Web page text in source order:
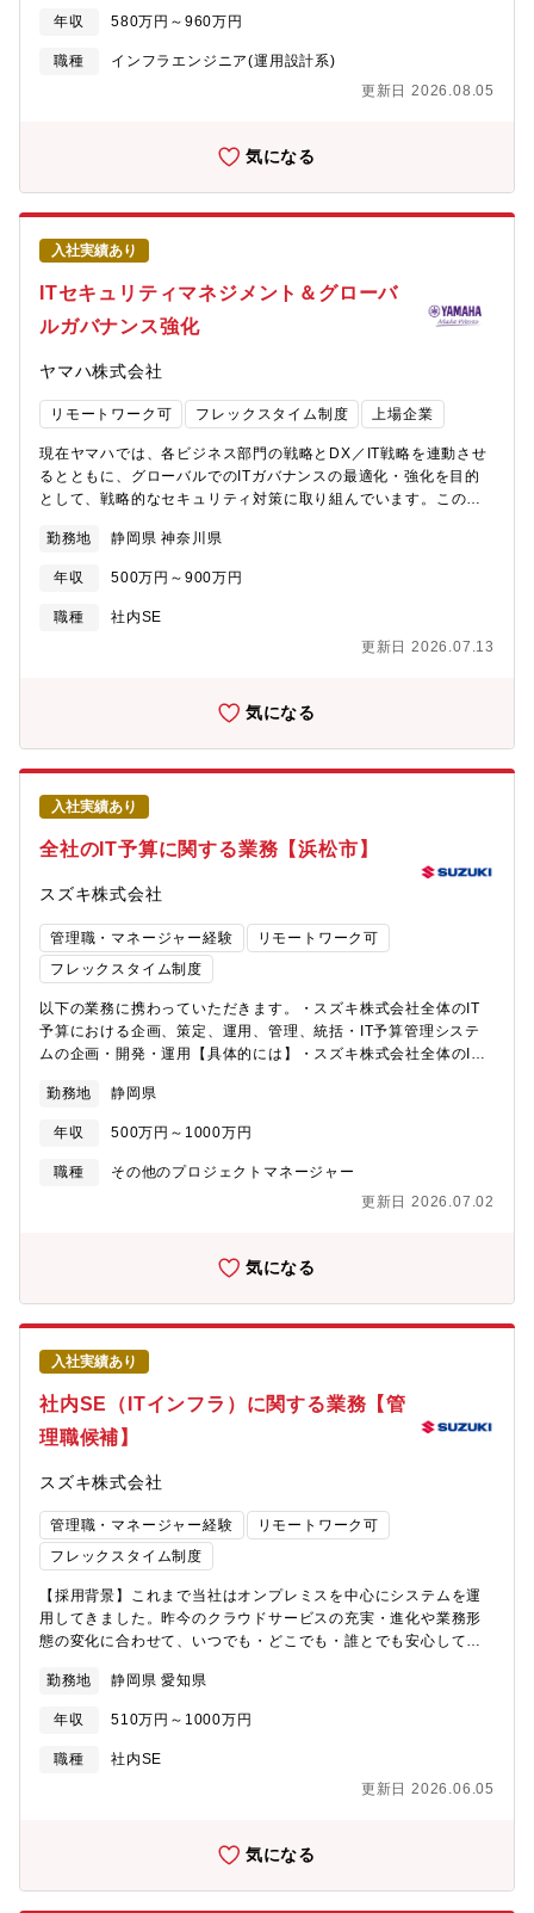
大変革時代、トヨタバッテリーの競争力を強化する為にはDXを推
進し全社の業務変革を実現出来る人財が必要不可欠です。これま
での３年間は各職場の業務プロセス整流化、デジタル化、デジタ
の高い全社横断のクロスファンクションテーマに取り組みたく、
力】 ・自らのアイデアや提案が業務改善や新しい仕組みとして実
現される・多様な部署・人材と交流し、広い視野・高い視点を養
える・成長を実感できる環境と、直接感謝やフィードバックを受
けられる職場【キャリアプラン】 ・社内／外部講習やジョブロー
テーションによる幅広い業務理解・OJTやプロジェクト経験を積
み、将来的にはプロジェクトリーダー等へのステップアップ・DX
推進の中心メンバーとして活躍し、キャリアの幅を広げられる
【職場のイメージ】会社を良くしたいという強い想いを持ったメ
ンバーが集まっています。出身部署は製造／保全／品質／技術／
採用／派遣など多岐に渡り、多様な経験や発想を持ったメンバー
が在籍しています。女性社員比率は30％以上、20～30代のメンバ
ーが主体の職場です【職場のミッション】全社DXを企画構想・リ
ミュニケーション・職場風土改善を軸に①DX推進、②啓蒙、③人
財育成【求める人物像】DX企画推進室では以下の価値観をとても
大切にしています。共感頂ける方と一緒に働きたいです・人への
接し方：相手の立場に立って考える、相手の求めるものを提供す
謝・賞賛を言葉にする、自由な発想と対話・傾聴・議論・フィー
賞賛)、変化を楽しむ、最初から100点を目指さない、やりながら
年収 580万円～960万円
職種
インフラエンジニア(運用設計系)
更新日 2026.08.05
気になる
入社実績あり
ITセキュリティマネジメント＆グローバ
ルガバナンス強化
ヤマハ株式会社
リモートワーク可 フレックスタイム制度 上場企業
現在ヤマハでは、各ビジネス部門の戦略とDX／IT戦略を連動させ
るとともに、グローバルでのITガバナンスの最適化・強化を目的
として、戦略的なセキュリティ対策に取り組んでいます。この戦
ング、階層別のセキュリティ教育、インシデントの迅速な把握と
速やかで円滑な対応など、多岐にわたる取り組みとして企画・推
進する必要があります。本ポジションは、これらの施策の推進メ
ンバーとして、戦略に基づく各種施策の企画・実行に主体的に関
化に貢献いただく役割です。このような背景から、当該施策の高
に取り入れるべく、実務推進力を備え、即戦力として活躍できる
人材を社外よりキャリア採用することとしました。【業務内容】
サイバーセキュリティリスクを戦略的に低減するため、セキュリ
ティマネジメント領域において、以下の業務にメンバーとして携
わって頂くことを想定しています。・グローバルセキュリティマ
ネジメントの推進 -国内外のグループ会社を対象としたセキュリ
ティマネジメントに関する各種施策について、関係部門と連携し
ながら、グローバル横断での整合性を意識した推進。・グループ
全体のIT規程遵守状況のモニタリングおよびリスク対応 -情報シ
ステム部が定めるグループIT規程を基準として、グループ各社の
遵守状況の確認・分析を行い、潜在的なセキュリティリスクの特
定および評価の実施。あわせて、リスク低減に向けた改善施策の
検討・実行支援およびフォローの実施。・グローバルでのセキュ
リティ教育の企画・実施 -従業員のITセキュリティリテラシー向
上を目的に、階層や役割に応じた教育プログラムの企画・設計か
らグローバルでの展開および定着化の実施。【役割】・チームの
業務に関する全体観を養いつつ、幅の広い専門性を獲得し、自ら
の強みを活かしてチームワークに貢献する
勤務地 静岡県 神奈川県
年収 500万円～900万円
職種
社内SE
更新日 2026.07.13
気になる
入社実績あり
全社のIT予算に関する業務【浜松市】
スズキ株式会社
管理職・マネージャー経験
リモートワーク可
フレックスタイム制度
以下の業務に携わっていただきます。・スズキ株式会社全体のIT
予算における企画、策定、運用、管理、統括・IT予算管理システ
ムの企画・開発・運用【具体的には】・スズキ株式会社全体のIT
期方針策定 〇 翌年度ＩＴ予算の企画、業務部門への説明及び申
請取りまとめ、全社ＩＴ予算策定 〇 ＩＴ予算の予実管理、定期
報告 〇 ＩＴ予算に関する業務改善 〇 グローバル（スズキグル
ープ）でのＩＴ予算管理、方針策定・IT予算管理システムの企
管理＜＜採用背景 ＞＞ＩＴ予算について、従来のスズキ株式会社
策定、ガバナンス強化が必要になってきました。ＩＴ予算関連業
務を強化するに当たり、ＩＴスキルを有し、上記の業務を実施で
きる人材を募集いたします。 ＜＜部門のミッション、PR＞＞・適
切なIT投資を実現する事で企業活動を維持、発展させます。・会
社経営の要となるIT投資に関わることで、IT技術者としてだけでな
く、 財務や経営の視点を持つスタッフとして成長できます。＜
＜ 入社後の教育体制 ＞＞OJTで業務の立ち上がりをサポートしま
す。各自のご経験や状況に応じて、社内外の研修に受講いただく
ことも可能です。社内には以下のような研修・教育がありま
研鑽プログラム：英会話やプログラミング、その他業務で必要な
知識、 ビジネススキルなど受講できるも
のなど多数あります。＜＜キャリアプラン ＞＞・役
職 ：主任や係長、将来的に管理職へとキ
ャリアアップすることができます。・身に着けられる知識・技
術 ：予算全般の運用・管理・統制手法、しくみ・環
境 ： 基本は浜松駅北オフィス勤務です＜
＜スズキならではの仕事のやりがい ＞＞社内外の様々なシステム
ションを通じ、将来に生きる人脈形成が行えます。＜＜ 求める人
物像 ＞＞・自ら提案し実行できる方を希望します。・困難なこと
者歓迎します（基本/応用情報技術者試験、Microsoft認定資格他）
■プロジェクトリーダー、プロジェクトマネジメント経験がある方
勤務地 静岡県
年収 500万円～1000万円
職種
その他のプロジェクトマネージャー
更新日 2026.07.02
気になる
入社実績あり
社内SE（ITインフラ）に関する業務【管
理職候補】
スズキ株式会社
管理職・マネージャー経験
リモートワーク可
フレックスタイム制度
【採用背景】これまで当社はオンプレミスを中心にシステムを運
用してきました。昨今のクラウドサービスの充実・進化や業務形
態の変化に合わせて、いつでも・どこでも・誰とでも安心して働
の成長戦略に合わせ、日本だけでなくインド、欧州等グローバル
なＩＴ環境のデジタルトランスフォーメーションに取り組んでい
ます。これらの活動をさらに促進するべく、基盤となる次世代Ｉ
Ｔインフラの設計・構築・実施、サイバー攻撃等の様々なインシ
いただける方を求めています。将来的には、当社がもっとも大事
【業務の概要】主に自社・グループ会社内におけるプロジェクト
マネジメントをお任せします。国内完成車メーカーでは珍しく、
当社にはIT子会社がありません。そのため自社のインフラを自分
勤務地 静岡県 愛知県
年収 510万円～1000万円
職種
社内SE
更新日 2026.06.05
気になる